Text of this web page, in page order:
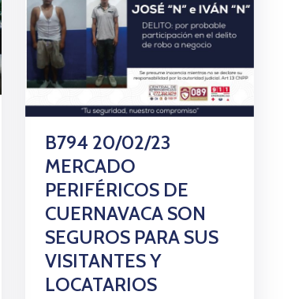
B794 20/02/23
MERCADO
PERIFÉRICOS DE
CUERNAVACA SON
SEGUROS PARA SUS
VISITANTES Y
LOCATARIOS